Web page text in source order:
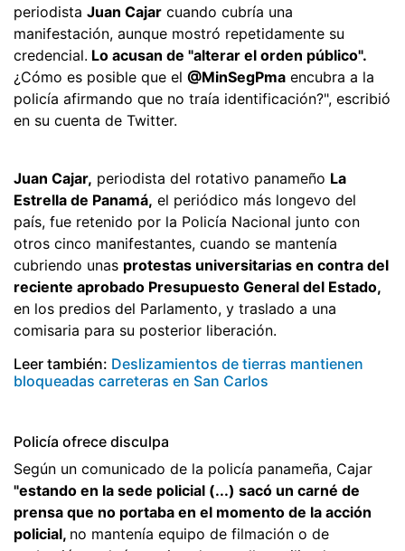
periodista Juan Cajar cuando cubría una
manifestación, aunque mostró repetidamente su
credencial. Lo acusan de "alterar el orden público".
¿Cómo es posible que el @MinSegPma encubra a la
policía afirmando que no traía identificación?", escribió
en su cuenta de Twitter.
Juan Cajar, periodista del rotativo panameño La
Estrella de Panamá, el periódico más longevo del
país, fue retenido por la Policía Nacional junto con
otros cinco manifestantes, cuando se mantenía
cubriendo unas protestas universitarias en contra del
reciente aprobado Presupuesto General del Estado,
en los predios del Parlamento, y traslado a una
comisaria para su posterior liberación.
Leer también: Deslizamientos de tierras mantienen
bloqueadas carreteras en San Carlos
Policía ofrece disculpa
Según un comunicado de la policía panameña, Cajar
"estando en la sede policial (...) sacó un carné de
prensa que no portaba en el momento de la acción
policial, no mantenía equipo de filmación o de